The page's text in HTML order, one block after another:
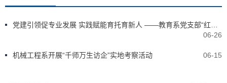
06-26
机械工程系开展“千师万生访企”实地考察活动 06-15